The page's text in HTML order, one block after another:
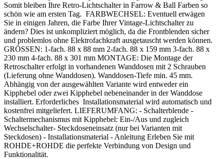
Somit bleiben Ihre Retro-Lichtschalter in Farrow & Ball Farben so
schön wie am ersten Tag. FARBWECHSEL: Eventuell erwägen
Sie in einigen Jahren, die Farbe Ihrer Vintage-Lichtschalter zu
ändern? Dies ist unkompliziert möglich, da die Frontblenden sicher
und problemlos ohne Elektrofachkraft ausgetauscht werden können.
GRÖSSEN: 1-fach. 88 x 88 mm 2-fach. 88 x 159 mm 3-fach. 88 x
230 mm 4-fach. 88 x 301 mm MONTAGE: Die Montage der
Retroschalter erfolgt in vorhandenen Wanddosen mit 2 Schrauben
(Lieferung ohne Wanddosen). Wanddosen-Tiefe min. 45 mm.
Abhängig von der ausgewählten Variante wird entweder ein
Kipphebel oder zwei Kipphebel nebeneinander in der Wanddose
installiert. Erforderliches Installationsmaterial wird automatisch und
kostenfrei mitgeliefert. LIEFERUMFANG: - Schalterblende -
Schaltermechanismus mit Kipphebel: Ein-/Aus und zugleich
Wechselschalter- Steckdoseneinsatz (nur bei Varianten mit
Steckdosen) - Installationsmaterial - Anleitung Erleben Sie mit
ROHDE+ROHDE die perfekte Verbindung von Design und
Funktionalität.